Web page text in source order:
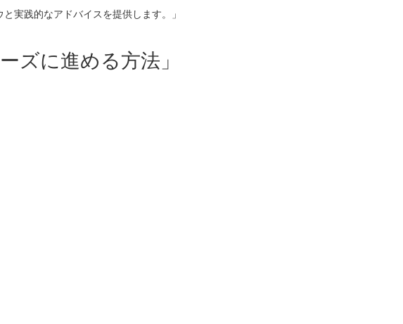
実践的なアドバイスを提供します。」
ズに進める方法」